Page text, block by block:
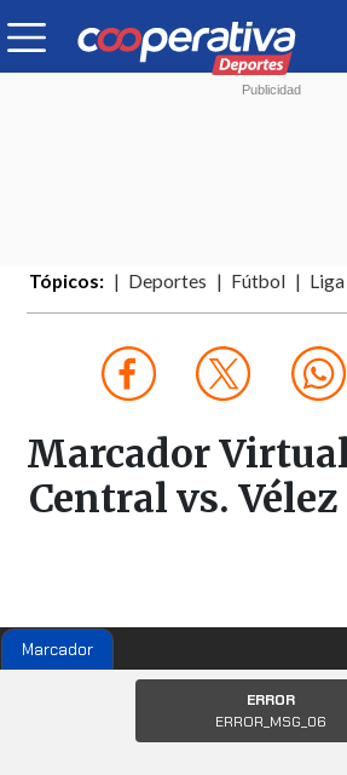
Tópicos: Deportes Fútbol
Marcador
Central vs.
Marcador